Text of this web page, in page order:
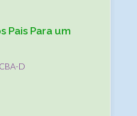
Pais Para um
D